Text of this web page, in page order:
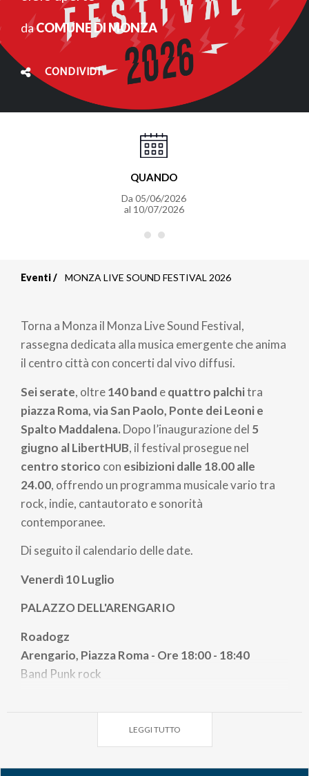
daCOMUNE DI MONZA
CONDIVIDI
QUANDO
Da05/06/2026
al 10/07/2026
di
pane
Eventi MONZA LIVE SOUND FESTIVAL 2026
Torna a Monza il Monza Live Sound Festival,
rassegna dedicata alla musica emergente che anima
il centro città con concerti dal vivo diffusi.
Sei serate, oltre140 band equattro palchitra
piazza Roma, via San Paolo, Ponte dei Leoni e
Spalto Maddalena. Dopo l’inaugurazione del 5
giugno al LibertHUB, il festival prosegue nel
centro storico con esibizioni dalle 18.00 alle
24.00, offrendo un programma musicale vario tra
rock, indie, cantautorato e sonorità
contemporanee.
Di seguito il calendario delle date.
Venerdì 10 Luglio
PALAZZO DELL'ARENGARIO
Roadogz
Arengario, Piazza Roma - Ore 18:00 - 18:40
Band Punk rock
Scarpascés
LEGGI TUTTO